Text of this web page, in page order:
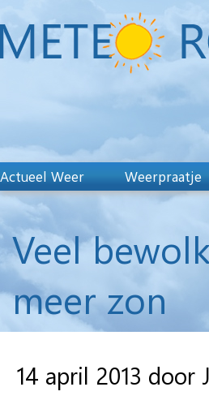
Actueel Weer Weerpraatje
Veel
meer zon
14 april 2013 door